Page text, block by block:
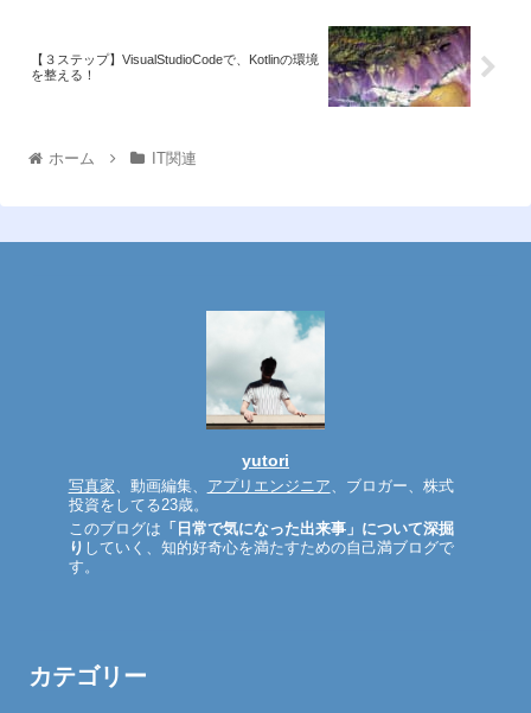
【３ステップ】VisualStudioCodeで、Kotlinの環境
を整える！
ホーム IT関連
yutori
写真家、動画編集、 アプリエンジニア、ブロガー、株式
投資をしてる23歳。
このブログは 「日常で気になった出来事」について深掘
り していく、知的好奇心を満たすための自己満ブログで
す。
カテゴリー